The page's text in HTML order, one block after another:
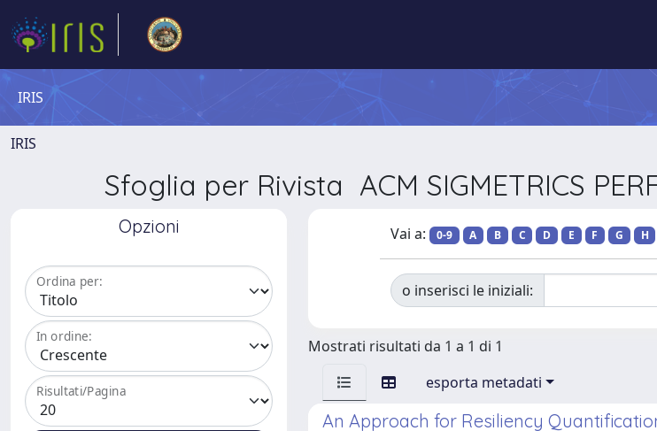
IRIS
IRIS
Sfoglia per Rivista ACM SIGMETRICS
Opzioni
Ordina per:
In ordine:
Risultati/Pagina
Vai a: 0-9 A B C D E F G H
o inserisci le iniziali:
Mostrati risultati da 1 a 1 di 1
esporta metadati
An Approach for Resiliency